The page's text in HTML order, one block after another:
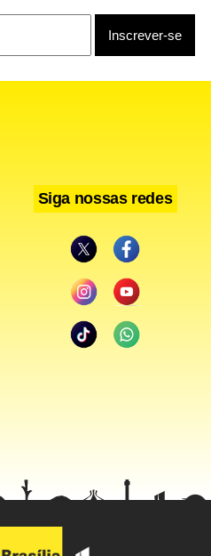
Siga nossas redes